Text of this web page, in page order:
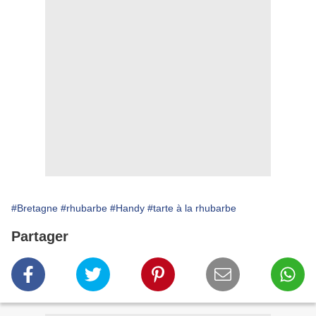
#Bretagne #rhubarbe #Handy #tarte à la rhubarbe
Partager